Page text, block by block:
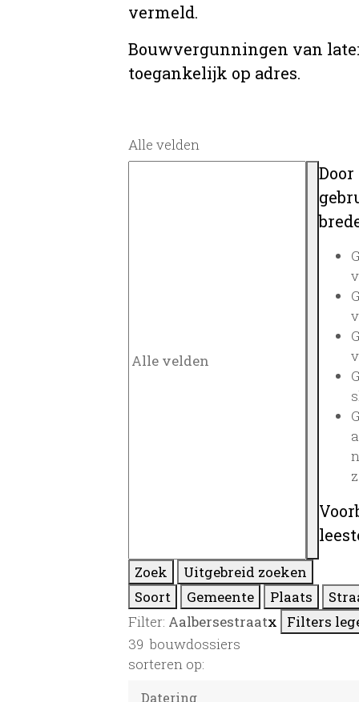
vermeld.
Bouwvergunningen van
toegankelijk op adres.
Alle velden
Zoek
Uitgebreid zoeken
Soort
Gemeente Plaats
Filter: Aalbersestraatx
Filters
39 bouwdossiers
sorteren op: